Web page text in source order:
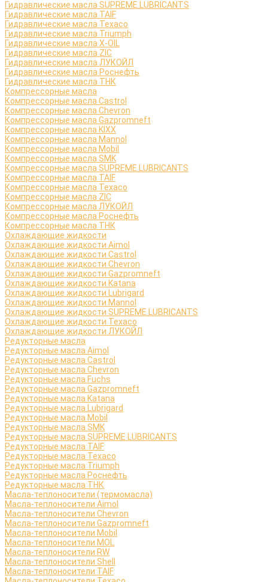
Гидравлические масла SUPREME LUBRICANTS
Гидравлические масла TAIF
Гидравлические масла Texaco
Гидравлические масла Triumph
Гидравлические масла X-OIL
Гидравлические масла ZIC
Гидравлические масла ЛУКОЙЛ
Гидравлические масла Роснефть
Гидравлические масла ТНК
Компрессорные масла
Компрессорные масла Castrol
Компрессорные масла Chevron
Компрессорные масла Gazpromneft
Компрессорные масла KIXX
Компрессорные масла Mannol
Компрессорные масла Mobil
Компрессорные масла SMK
Компрессорные масла SUPREME LUBRICANTS
Компрессорные масла TAIF
Компрессорные масла Texaco
Компрессорные масла ZIC
Компрессорные масла ЛУКОЙЛ
Компрессорные масла Роснефть
Компрессорные масла ТНК
Охлаждающие жидкости
Охлаждающие жидкости Aimol
Охлаждающие жидкости Castrol
Охлаждающие жидкости Chevron
Охлаждающие жидкости Gazpromneft
Охлаждающие жидкости Katana
Охлаждающие жидкости Lubrigard
Охлаждающие жидкости Mannol
Охлаждающие жидкости SUPREME LUBRICANTS
Охлаждающие жидкости Texaco
Охлаждающие жидкости ЛУКОЙЛ
Редукторные масла
Редукторные масла Aimol
Редукторные масла Castrol
Редукторные масла Chevron
Редукторные масла Fuchs
Редукторные масла Gazpromneft
Редукторные масла Katana
Редукторные масла Lubrigard
Редукторные масла Mobil
Редукторные масла SMK
Редукторные масла SUPREME LUBRICANTS
Редукторные масла TAIF
Редукторные масла Texaco
Редукторные масла Triumph
Редукторные масла Роснефть
Редукторные масла ТНК
Масла-теплоносители (термомасла)
Масла-теплоносители Aimol
Масла-теплоносители Chevron
Масла-теплоносители Gazpromneft
Масла-теплоносители Mobil
Масла-теплоносители MOL
Масла-теплоносители RW
Масла-теплоносители Shell
Масла-теплоносители TAIF